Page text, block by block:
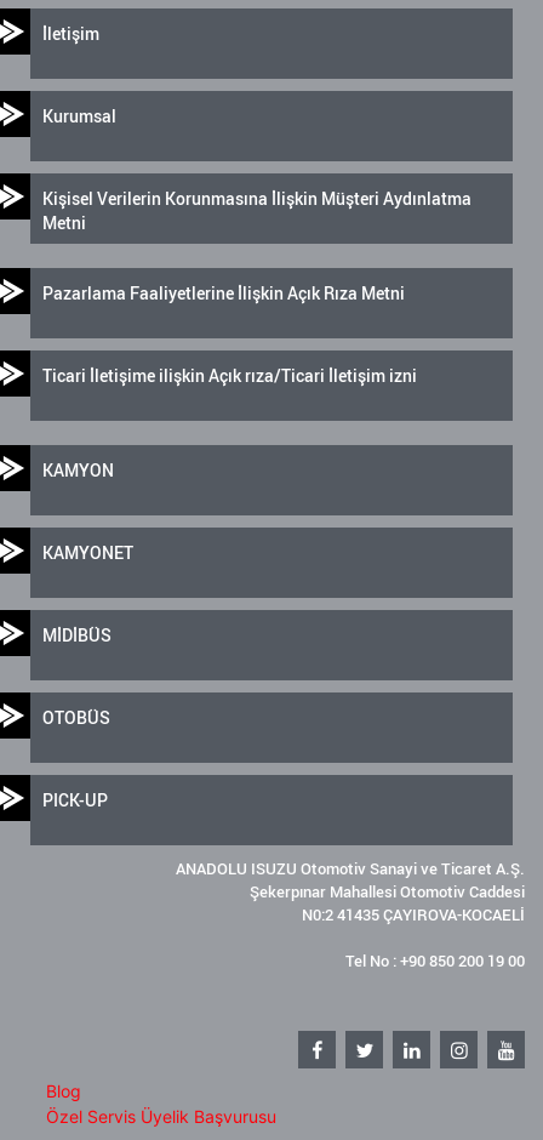
İletişim
Kurumsal
Kişisel Verilerin Korunmasına İlişkin Müşteri Aydınlatma
Metni
Pazarlama Faaliyetlerine İlişkin Açık Rıza Metni
Ticari İletişime ilişkin Açık rıza/Ticari İletişim izni
KAMYON
KAMYONET
MİDİBÜS
OTOBÜS
PICK-UP
ANADOLU ISUZU Otomotiv Sanayi ve Ticaret A.Ş.
Şekerpınar Mahallesi Otomotiv Caddesi
N0:2 41435 ÇAYIROVA-KOCAELİ
Tel No : +90 850 200 19 00
Blog
Özel Servis Üyelik Başvurusu